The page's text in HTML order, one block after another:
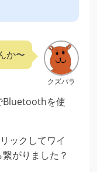
クズパラ
か〜
Bluetoothを使
ックしてワイ
がりました？